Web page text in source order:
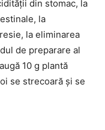
din stomac, la
la
la eliminarea
de preparare al
10 g plantă
se strecoară și se